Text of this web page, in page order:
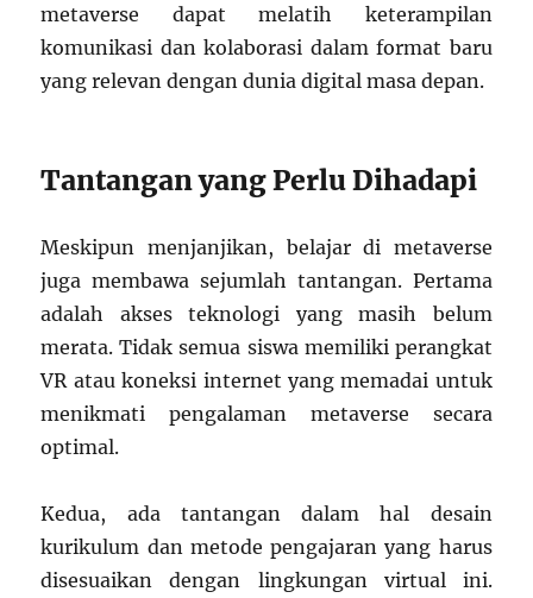
metaverse dapat melatih keterampilan
komunikasi dan kolaborasi dalam format baru
yang relevan dengan dunia digital masa depan.
Tantangan yang Perlu Dihadapi
Meskipun menjanjikan, belajar di metaverse
juga membawa sejumlah tantangan. Pertama
adalah akses teknologi yang masih belum
merata. Tidak semua siswa memiliki perangkat
VR atau koneksi internet yang memadai untuk
menikmati pengalaman metaverse secara
optimal.
Kedua, ada tantangan dalam hal desain
kurikulum dan metode pengajaran yang harus
disesuaikan dengan lingkungan virtual ini.